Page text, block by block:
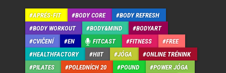
APRÉS-FIT BODY CORE
BODY REFRESH
BODY WORKOUT
BODY&MIND
BODYART
CVIČENÍ
EN FITCAST FITNESS
FREE
HEALTHFACTORY
HIIT JÓGA
ONLINE TRÉNINK
PILATES
POLEDNÍCH 20 POUND
POWER JÓGA